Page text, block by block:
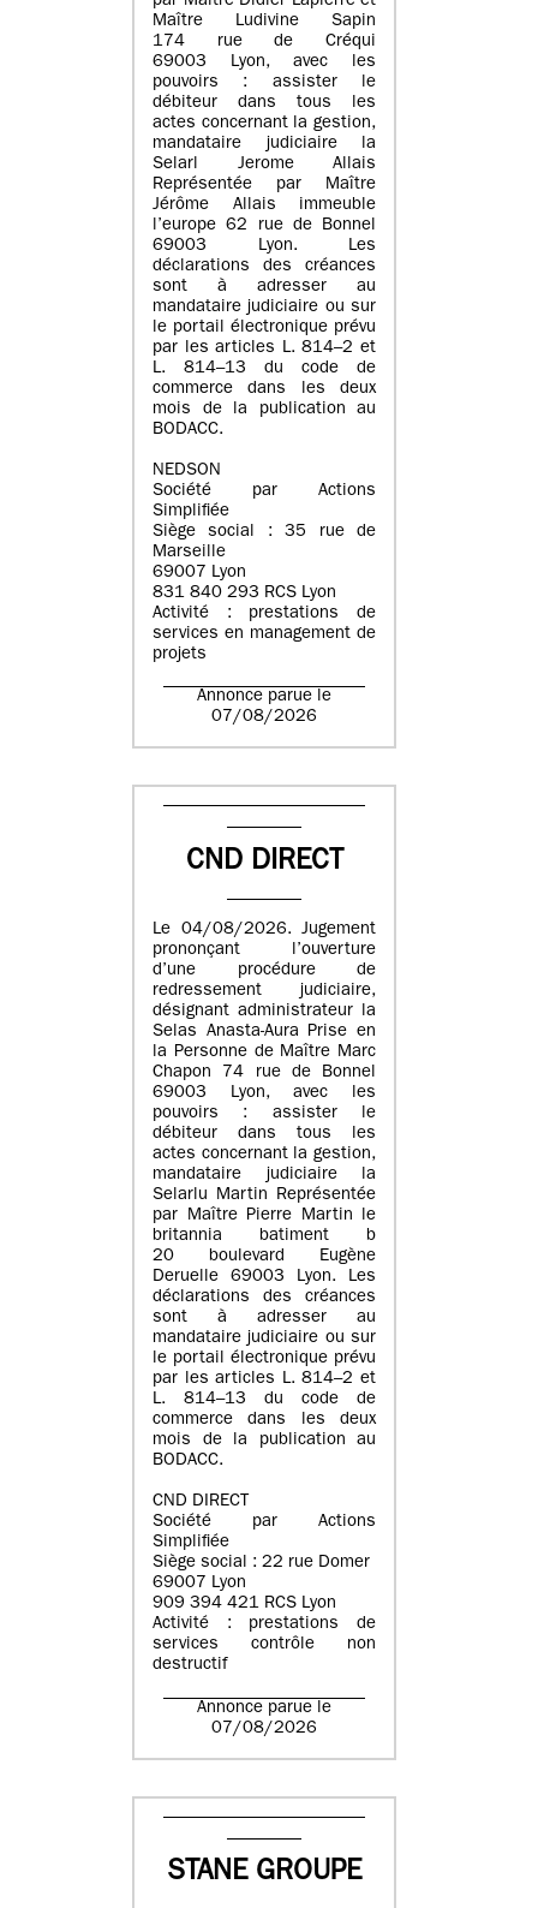
Maître Ludivine Sapin
174 rue de Créqui
69003 Lyon, avec les
pouvoirs : assister le
débiteur dans tous les
actes concernant la gestion,
mandataire judiciaire la
Selarl Jerome Allais
Représentée par Maître
Jérôme Allais immeuble
l’europe 62 rue de Bonnel
69003 Lyon. Les
déclarations des créances
sont à adresser au
mandataire judiciaire ou sur
le portail électronique prévu
par les articles L. 814–2 et
L. 814–13 du code de
commerce dans les deux
mois de la publication au
BODACC.
NEDSON
Société par Actions
Simplifiée
Siège social : 35 rue de
Marseille
69007 Lyon
831 840 293 RCS Lyon
Activité : prestations de
services en management de
projets
Annonce parue le
07/08/2026
CND DIRECT
Le 04/08/2026. Jugement
prononçant l’ouverture
d’une procédure de
redressement judiciaire,
désignant administrateur la
Selas Anasta-Aura Prise en
la Personne de Maître Marc
Chapon 74 rue de Bonnel
69003 Lyon, avec les
pouvoirs : assister le
débiteur dans tous les
actes concernant la gestion,
mandataire judiciaire la
Selarlu Martin Représentée
par Maître Pierre Martin le
britannia batiment b
20 boulevard Eugène
Deruelle 69003 Lyon. Les
déclarations des créances
sont à adresser au
mandataire judiciaire ou sur
le portail électronique prévu
par les articles L. 814–2 et
L. 814–13 du code de
commerce dans les deux
mois de la publication au
BODACC.
CND DIRECT
Société par Actions
Simplifiée
Siège social : 22 rue Domer
69007 Lyon
909 394 421 RCS Lyon
Activité : prestations de
services contrôle non
destructif
Annonce parue le
07/08/2026
STANE GROUPE